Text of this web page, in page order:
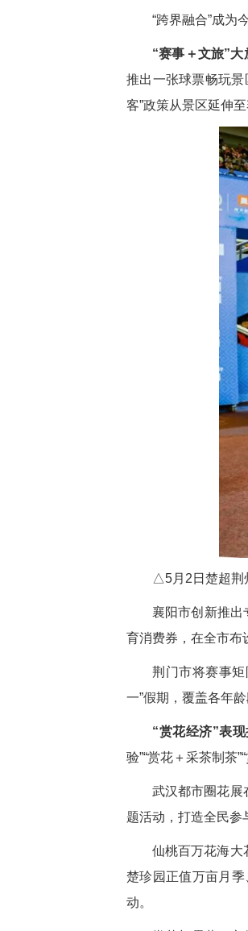
“跨界融合”成为
“赛事＋文旅”大
推出一张球票畅玩景
客”政策从景区延伸
△5月2日楚超荆
襄阳市创新推出
育消费券，在全市布
荆门市将赛事
一”假期，覆盖各年
“赏花经济”表
验”“赏花＋采茶制茶
武汉都市圈花展
题活动，打造全民参
仙桃百万花海大
楚珍园正值万亩月
动。